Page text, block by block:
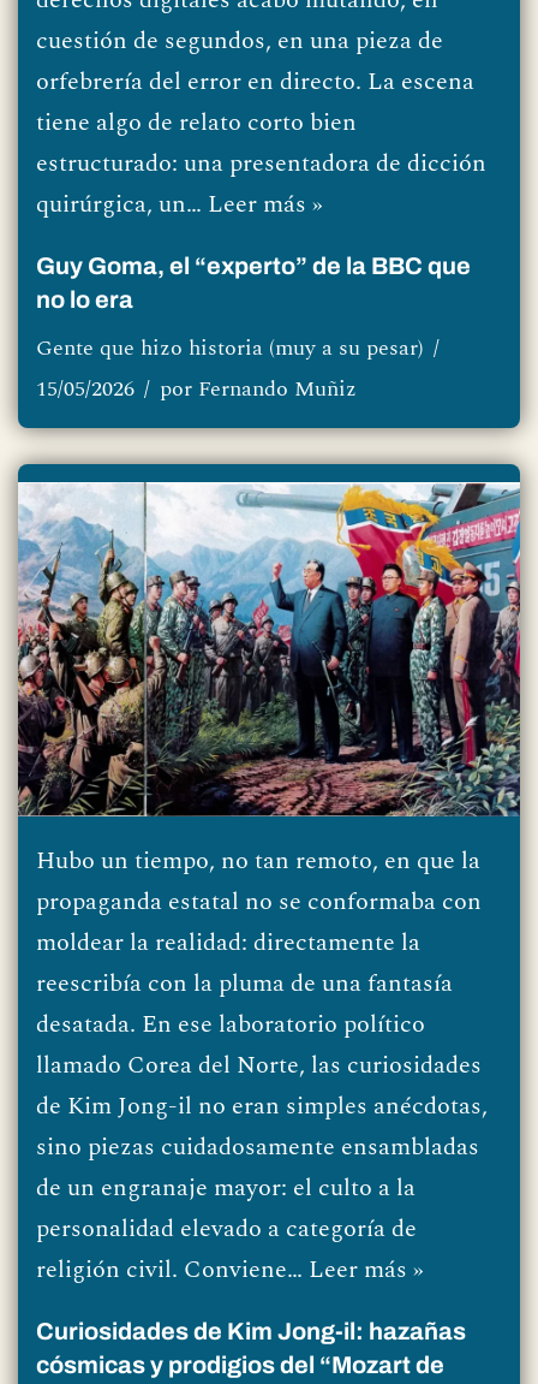
cuestión de segundos, en una pieza de
orfebrería del error en directo. La escena
tiene algo de relato corto bien
estructurado: una presentadora de dicción
quirúrgica, un… Leer más »
Guy Goma, el “experto” de la BBC que
no lo era
Gente que hizo historia (muy a su pesar)
15/05/2026
por Fernando Muñiz
Hubo un tiempo, no tan remoto, en que la
propaganda estatal no se conformaba con
moldear la realidad: directamente la
reescribía con la pluma de una fantasía
desatada. En ese laboratorio político
llamado Corea del Norte, las curiosidades
de Kim Jong-il no eran simples anécdotas,
sino piezas cuidadosamente ensambladas
de un engranaje mayor: el culto a la
personalidad elevado a categoría de
religión civil. Conviene… Leer más »
Curiosidades de Kim Jong-il: hazañas
cósmicas y prodigios del “Mozart de